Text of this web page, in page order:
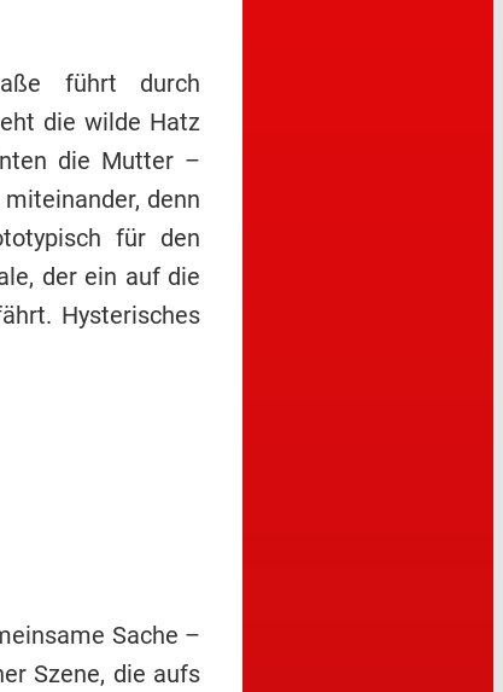
führt durch
die wilde Hatz
die Mutter –
denn
für den
der ein auf die
Hysterisches
Sache –
Szene, die aufs